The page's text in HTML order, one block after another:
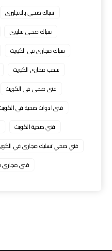
سباك صحي بالانجليزي
سباك صحي سلوى
سباك مجاري في الكويت
سحب مجاري الكويت
فنى صحي في الكويت
فني ادوات صحية في
فني صحية الكويت
فني صحي تسليك مجاري في
فني مجاري